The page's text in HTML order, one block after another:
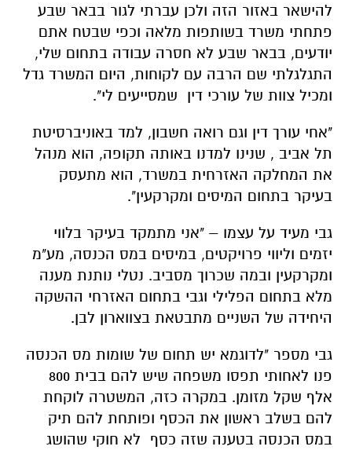
להישאר באזור הזה ולכן עברתי לגור בבאר שבע
פתחתי משרד בשותפות מלאה וכפי שבטח אתם
יודעים, בבאר שבע לא חסרה עבודה בתחום שלי,
התגלגלתי שם הרבה עם לקוחות, היום המשרד גדל
ומכיל צוות של עורכי דין שמסייעים לי".
"אחי עורך דין וגם רואה חשבון, למד באוניברסיטת
תל אביב , שנינו למדנו באותה תקופה, הוא מנהל
את המחלקה האזרחית במשרד, הוא מתעסק
בעיקר בתחום המיסים ומקרקעין".
גבי מעיד על עצמו – "אני מתמקד בעיקר בלווי
יזמים וליווי פרויקטים, במיסים במס הכנסה, מע"מ
ומקרקעין ובמה שכרוך מסביב. נטלי נותנת מענה
מלא בתחום הפלילי וגבי בתחום האזרחי ההשקה
היחידה של השניים מתבטאת בצווארון לבן.
גבי מספר "לדוגמא יש תחום של שומות מס הכנסה
פנו לאחותי תפסו משפחה שיש להם בבית 800
אלף שקל מזומן. במקרה כזה, המשטרה לוקחת
להם בשלב ראשון את הכסף ופותחת להם תיק
במס הכנסה בטענה שזה כסף לא חוקי שהושג